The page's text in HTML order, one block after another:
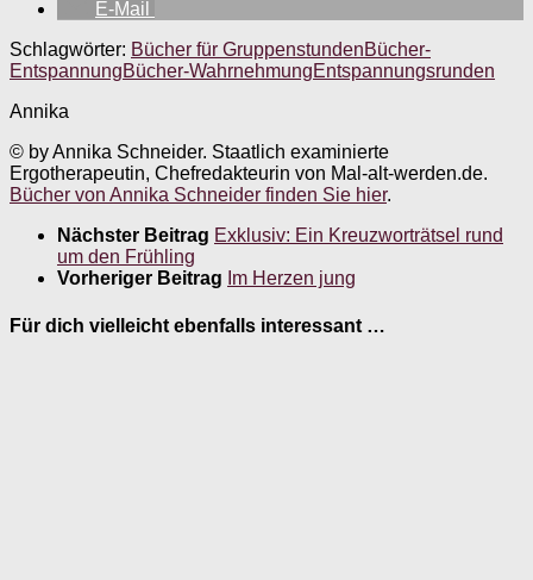
E-Mail
Schlagwörter: Bücher für GruppenstundenBücher-
EntspannungBücher-WahrnehmungEntspannungsrunden
Annika
© by Annika Schneider. Staatlich examinierte
Ergotherapeutin, Chefredakteurin von Mal-alt-werden.de.
Bücher von Annika Schneider finden Sie hier.
Nächster Beitrag Exklusiv: Ein Kreuzworträtsel rund
um den Frühling
Vorheriger Beitrag Im Herzen jung
Für dich vielleicht ebenfalls interessant …